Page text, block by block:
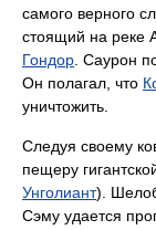
самого верного
стоящий на реке
Гондор . Саурон
Он полагал, что
уничтожить.
Следуя своему
пещеру
Унголиант).
Сэму удается